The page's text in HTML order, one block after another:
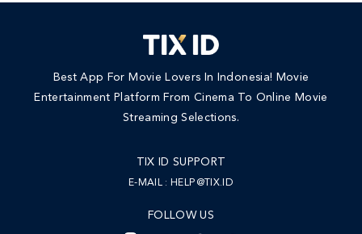
Best App For Movie Lovers In Indonesia! Movie
Entertainment Platform From Cinema To Online Movie
Streaming Selections.
TIX ID SUPPORT
E-MAIL : HELP@TIX.ID
FOLLOW US